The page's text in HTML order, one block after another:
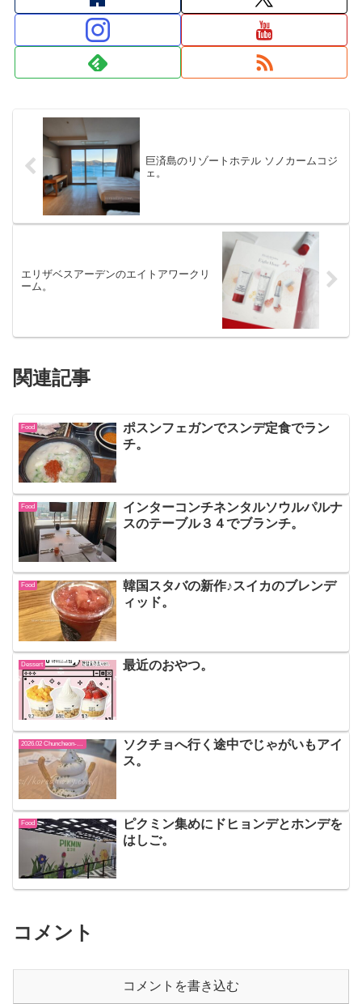
巨済島のリゾートホテル ソノカームコジ
ェ。
エリザベスアーデンのエイトアワークリ
ーム。
関連記事
Food
ポスンフェガンでスンデ定食でラン
チ。
Food
インターコンチネンタルソウルパルナ
スのテーブル３４でブランチ。
Food
韓国スタバの新作♪スイカのブレンデ
ィッド。
Dessert 最近のおやつ。
ソクチョへ行く途中でじゃがいもアイ
ス。
Food
ピクミン集めにドヒョンデとホンデを
はしご。
コメント
コメントを書き込む